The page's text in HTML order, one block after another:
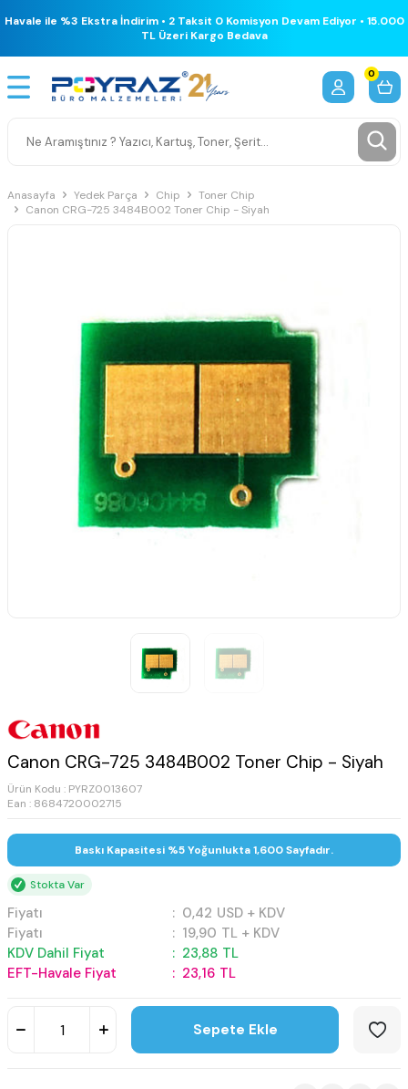
Havale ile %3 Ekstra İndirim • 2 Taksit 0 Komisyon Devam Ediyor • 15.000
TL Üzeri Kargo Bedava
0
Anasayfa Yedek Parça Chip
Toner Chip
Canon CRG-725 3484B002 Toner Chip - Siyah
Canon CRG-725 3484B002 Toner Chip - Siyah
Ürün Kodu : PYRZ0013607
Ean : 8684720002715
Baskı Kapasitesi %5 Yoğunlukta 1,600 Sayfadır.
Stokta Var
Fiyatı : 0,42 USD + KDV
Fiyatı
: 19,90 TL + KDV
KDV Dahil Fiyat
: 23,88 TL
EFT-Havale Fiyat
: 23,16 TL
Sepete Ekle